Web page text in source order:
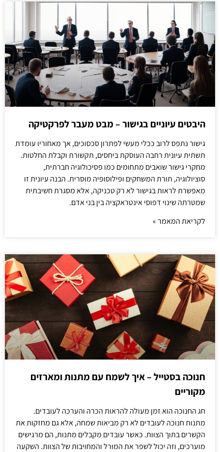
היבטים עיוניים בגישור – מבט מעבר לפרקטיקה
גישור נתפס לרוב ככלי מעשי לפתרון סכסוכים, אך מאחוריו עומדת
תשתית עיונית רחבה העוסקת ביחסים, תקשורת וקבלת החלטות.
מחקרי גישור שואבים מתחומים כמו פסיכולוגיה חברתית,
סוציולוגיה, תורת המשחקים ופילוסופיה מוסרית. הבנה עיונית זו
מאפשרת לראות בגישור לא רק טכניקה, אלא מסגרת חשיבתית
שמטרתה שינוי דפוסי אינטראקציה בין בני אדם.
לקריאת המאמר »
חנוכה בסטייל – איך לשמח עם מתנות ומארזים
מקוריים
חג החנוכה הוא זמן מעולה להראות הכרה והערכה לעובדים.
מתנות חנוכה לעובדים לא רק מביאות שמחה, אלא גם מחזקות את
הקשרים בתוך הצוות. כאשר עובדים מקבלים מתנות, הם מרגישים
מוערכים, וזה יכול לשפר את המורל והמחויבות של הצוות. השקעה